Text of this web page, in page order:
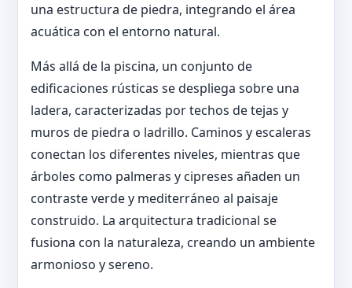
una estructura de piedra, integrando el área
acuática con el entorno natural.
Más allá de la piscina, un conjunto de
edificaciones rústicas se despliega sobre una
ladera, caracterizadas por techos de tejas y
muros de piedra o ladrillo. Caminos y escaleras
conectan los diferentes niveles, mientras que
árboles como palmeras y cipreses añaden un
contraste verde y mediterráneo al paisaje
construido. La arquitectura tradicional se
fusiona con la naturaleza, creando un ambiente
armonioso y sereno.